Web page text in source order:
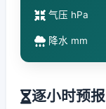
气压 hPa
降水 mm
逐小时预报